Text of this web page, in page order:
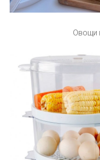
Овощи